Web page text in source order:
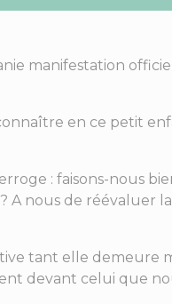
manifestation
en ce petit
: faisons-nous
A nous de réévaluer
tant elle demeure
devant celui que